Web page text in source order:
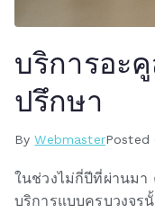
บริการอะ
ปรึกษา
ByWebmasterPosted
ในช่วงไม่กี่ปีที่ผ่านมา
บริการแบบครบวงจร